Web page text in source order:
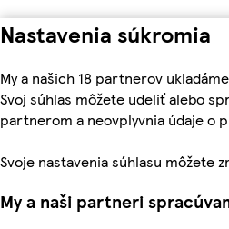
Nastavenia súkromia
My a našich 18 partnerov
Svoj súhlas môžete udeliť alebo
partnerom a neovplyvnia údaje o
Svoje nastavenia súhlasu môžete
My a naši partneri